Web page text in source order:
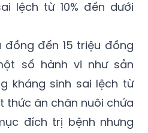
lệch từ 10% đến dưới
đồng đến 15 triệu đồng
số hành vi như sản
kháng sinh sai lệch từ
thức ăn chăn nuôi chứa
đích trị bệnh nhưng